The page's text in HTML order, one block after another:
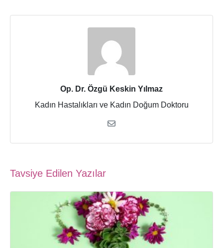
Op. Dr. Özgü Keskin Yılmaz
Kadın Hastalıkları ve Kadın Doğum Doktoru
Tavsiye Edilen Yazılar